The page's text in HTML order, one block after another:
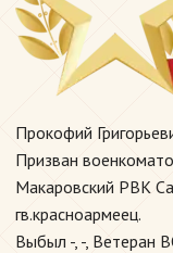
Прокофий
Призван
Макаровский РВК
гв.красноармеец.
Выбыл -, -, Ветеран